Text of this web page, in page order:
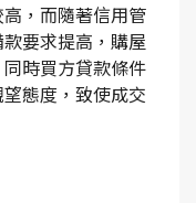
，而隨著信用管
要求提高，購屋
時買方貸款條件
態度，致使成交